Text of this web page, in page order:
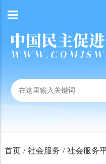
首页 / 社会服务 / 社会服务